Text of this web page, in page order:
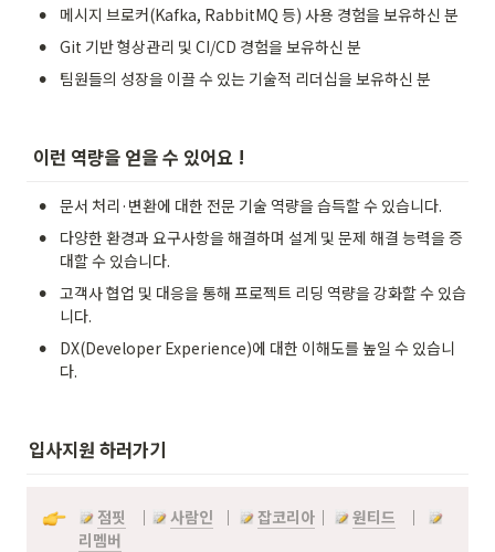
• 메시지 브로커(Kafka, RabbitMQ 등) 사용 경험을 보유하신 분
• Git 기반 형상관리 및 CI/CD 경험을 보유하신 분
• 팀원들의 성장을 이끌 수 있는 기술적 리더십을 보유하신 분
이런 역량을 얻을 수 있어요 !
• 문서 처리·변환에 대한 전문 기술 역량을 습득할 수 있습니다.
•
다양한 환경과 요구사항을 해결하며 설계 및 문제 해결 능력을 증
대할 수 있습니다.
•
고객사 협업 및 대응을 통해 프로젝트 리딩 역량을 강화할 수 있습
니다.
•
DX(Developer Experience)에 대한 이해도를 높일 수 있습니
다.
입사지원 하러가기
점핏
  ｜
사람인
  ｜
잡코리아 ｜ 원티드
｜
리멤버